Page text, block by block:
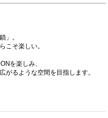
」。
こそ楽しい。
を楽しみ、
がるような空間を目指します。